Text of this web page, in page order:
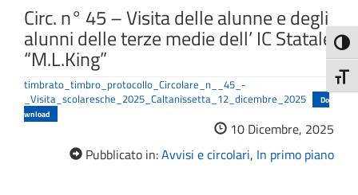
Circ. n° 45 – Visita delle alunne e degli
alunni delle terze medie dell’ IC Statale
“M.L.King”
timbrato_timbro_protocollo_Circolare_n__45_-
_Visita_scolaresche_2025_Caltanissetta_12_dicembre_2025
Do
wnload
10 Dicembre, 2025
Pubblicato in:Avvisi e circolari, In primo piano